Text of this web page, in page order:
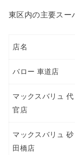
東区内の主要スー
店名
バロー 車道店
マックスバリュ 代
官店
マックスバリュ 砂
田橋店